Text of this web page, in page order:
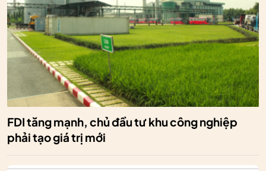
FDI tăng mạnh, chủ đầu tư khu công nghiệp
phải tạo giá trị mới